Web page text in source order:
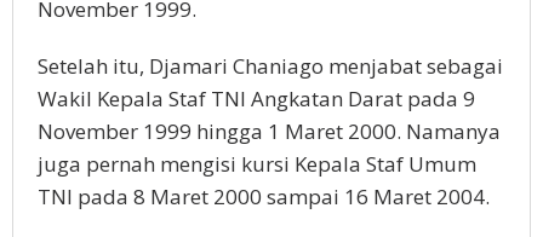
November 1999.
Setelah itu, Djamari Chaniago menjabat sebagai
Wakil Kepala Staf TNI Angkatan Darat pada 9
November 1999 hingga 1 Maret 2000. Namanya
juga pernah mengisi kursi Kepala Staf Umum
TNI pada 8 Maret 2000 sampai 16 Maret 2004.